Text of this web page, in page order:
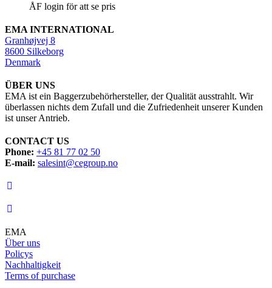
ÅF login för att se pris
EMA INTERNATIONAL
Granhøjvej 8
8600 Silkeborg
Denmark
ÜBER UNS
EMA ist ein Baggerzubehörhersteller, der Qualität ausstrahlt. Wir
überlassen nichts dem Zufall und die Zufriedenheit unserer Kunden
ist unser Antrieb.
CONTACT US
Phone: +45 81 77 02 50
E-mail: salesint@cegroup.no
EMA
Über uns
Policys
Nachhaltigkeit
Terms of purchase